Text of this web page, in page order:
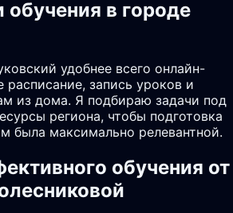
обучения в городе
удобнее всего онлайн-
расписание, запись уроков и
из дома. Я подбираю задачи под
региона, чтобы подготовка
была максимально релевантной.
обучения от